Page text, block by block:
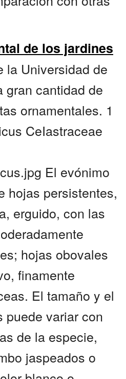
de los jardines
la Universidad de
gran cantidad de
ornamentales. 1
CeIastraceae
El evónimo
hojas persistentes,
erguido, con las
hojas obovales
finamente
El tamaño y el
puede variar con
de la especie,
jaspeados o